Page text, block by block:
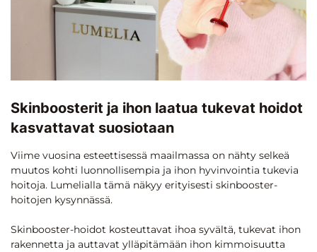
Skinboosterit ja ihon laatua tukevat hoidot
kasvattavat suosiotaan
Viime vuosina esteettisessä maailmassa on nähty selkeä
muutos kohti luonnollisempia ja ihon hyvinvointia tukevia
hoitoja. Lumelialla tämä näkyy erityisesti skinbooster-
hoitojen kysynnässä.
Skinbooster-hoidot kosteuttavat ihoa syvältä, tukevat ihon
rakennetta ja auttavat ylläpitämään ihon kimmoisuutta